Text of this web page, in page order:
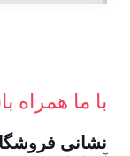
با ما همراه
نشانی